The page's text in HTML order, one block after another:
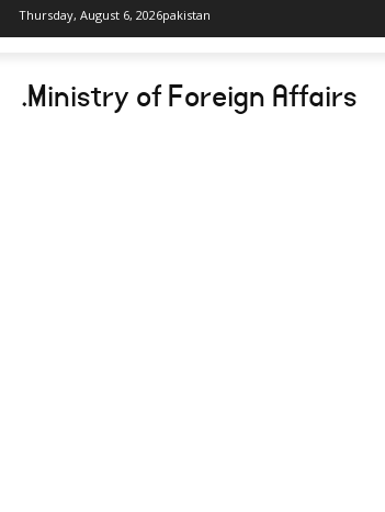
Thursday, August 6, 2026pakistan
.Ministry of Foreign Affairs